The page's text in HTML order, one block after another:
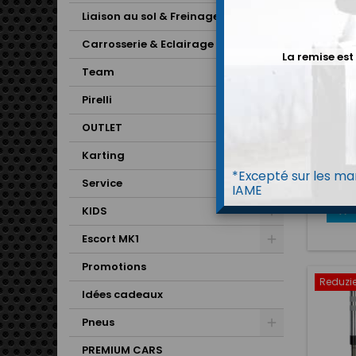
Liaison au sol & Freinage
Carrosserie & Eclairage
Team
Pirelli
OUTLET
Karting
Service
KIDS
Escort MK1
Promotions
Idées cadeaux
Pneus
PREMIUM CARS
est
la

La remise
*Excepté sur les
IAME